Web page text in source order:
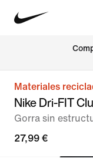
Materiales
Nike Dri-FIT
Gorra sin
27,99 €